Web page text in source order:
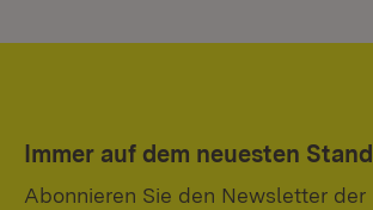
Immer auf dem neuesten Stand
Abonnieren Sie den Newsletter der